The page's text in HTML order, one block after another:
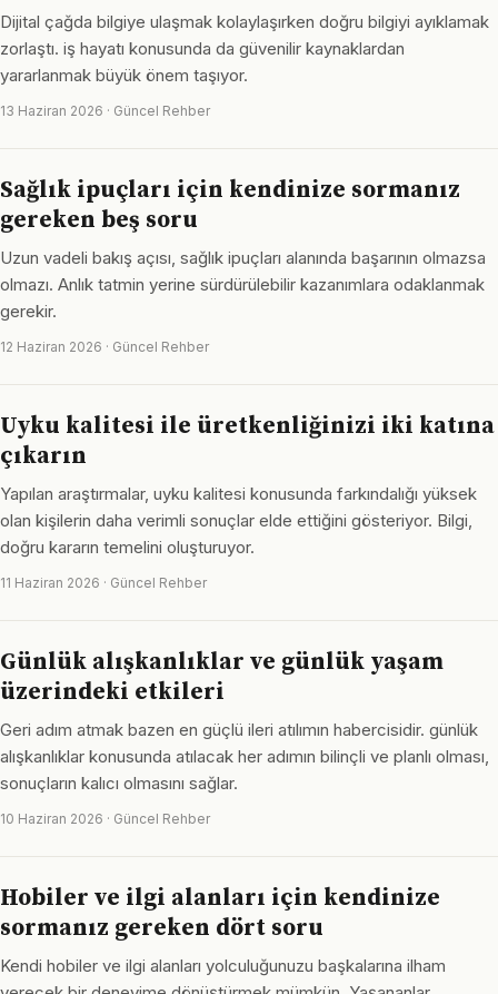
Dijital çağda bilgiye ulaşmak kolaylaşırken doğru bilgiyi ayıklamak
zorlaştı. iş hayatı konusunda da güvenilir kaynaklardan
yararlanmak büyük önem taşıyor.
13 Haziran 2026 · Güncel Rehber
Sağlık ipuçları için kendinize sormanız
gereken beş soru
Uzun vadeli bakış açısı, sağlık ipuçları alanında başarının olmazsa
olmazı. Anlık tatmin yerine sürdürülebilir kazanımlara odaklanmak
gerekir.
12 Haziran 2026 · Güncel Rehber
Uyku kalitesi ile üretkenliğinizi iki katına
çıkarın
Yapılan araştırmalar, uyku kalitesi konusunda farkındalığı yüksek
olan kişilerin daha verimli sonuçlar elde ettiğini gösteriyor. Bilgi,
doğru kararın temelini oluşturuyor.
11 Haziran 2026 · Güncel Rehber
Günlük alışkanlıklar ve günlük yaşam
üzerindeki etkileri
Geri adım atmak bazen en güçlü ileri atılımın habercisidir. günlük
alışkanlıklar konusunda atılacak her adımın bilinçli ve planlı olması,
sonuçların kalıcı olmasını sağlar.
10 Haziran 2026 · Güncel Rehber
Hobiler ve ilgi alanları için kendinize
sormanız gereken dört soru
Kendi hobiler ve ilgi alanları yolculuğunuzu başkalarına ilham